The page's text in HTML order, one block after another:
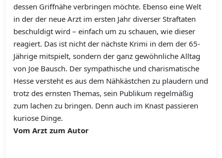
dessen Griffnähe verbringen möchte. Ebenso eine Welt
in der der neue Arzt im ersten Jahr diverser Straftaten
beschuldigt wird – einfach um zu schauen, wie dieser
reagiert. Das ist nicht der nächste Krimi in dem der 65-
Jährige mitspielt, sondern der ganz gewöhnliche Alltag
von Joe Bausch. Der sympathische und charismatische
Hesse versteht es aus dem Nähkästchen zu plaudern und
trotz des ernsten Themas, sein Publikum regelmäßig
zum lachen zu bringen. Denn auch im Knast passieren
kuriose Dinge.
Vom Arzt zum Autor